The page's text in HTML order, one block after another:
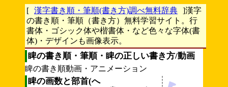
[ 漢字書き順・筆順(書き方)調べ無料辞典 ]漢字
の書き順・筆順（書き方）無料学習サイト。行
書体・ゴシック体や楷書体・など色々な字体(書
体)・デザインも画像表示。
睥の書き順・筆順・睥の正しい書き方/動画
睥の書き順動画・アニメーション
睥の画数と部首(へ